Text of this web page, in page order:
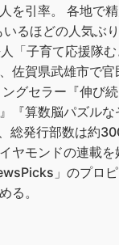
を引率。 各地で
いるほどの人気ぶ
「子育て応援隊
佐賀県武雄市で
ングセラー『伸び
『算数脳パズル
総発行部数は約
ヤモンドの連載
」のプロ
る。